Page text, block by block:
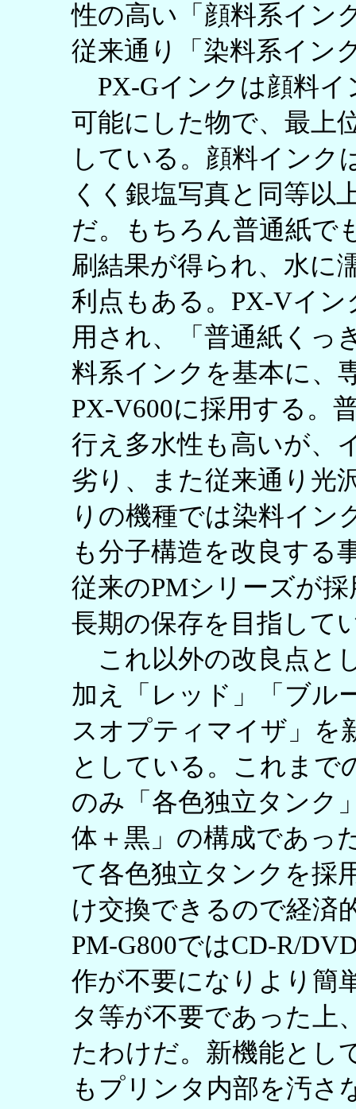
性の高い「顔料系イン
従来通り「染料系イン
PX-Gインクは顔料イ
可能にした物で、最上
している。顔料インク
くく銀塩写真と同等以
だ。もちろん普通紙で
刷結果が得られ、水に
利点もある。PX-Vイ
用され、「普通紙くっ
料系インクを基本に、
PX-V600に採用する。
行え多水性も高いが、
劣り、また従来通り光
りの機種では染料イン
も分子構造を改良する
従来のPMシリーズが
長期の保存を目指して
これ以外の改良点と
加え「レッド」「ブル
スオプティマイザ」を
としている。これまで
のみ「各色独立タンク
体＋黒」の構成であっ
て各色独立タンクを採
け交換できるので経済
PM-G800ではCD-R/
作が不要になりより簡
タ等が不要であった上
たわけだ。新機能とし
もプリンタ内部を汚さ